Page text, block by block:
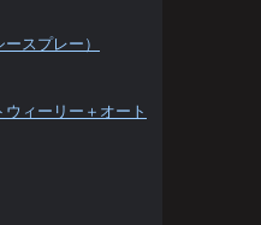
スプレー）
ィーリー＋オート